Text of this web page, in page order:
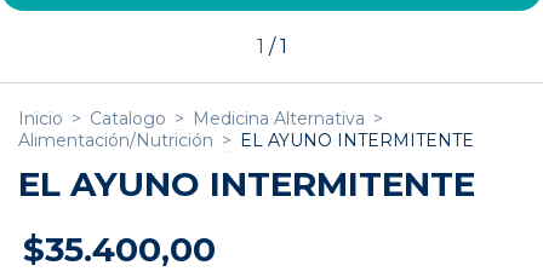
1 /1
Inicio > Catalogo > Medicina Alternativa >
Alimentación/Nutrición > EL AYUNO INTERMITENTE
EL AYUNO INTERMITENTE
$35.400,00